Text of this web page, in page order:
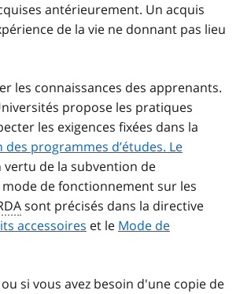
antérieurement. Un acquis
de la vie ne donnant pas lieu
les connaissances des apprenants.
propose les pratiques
les exigences fixées dans la
des programmes d’études. Le
vertu de la subvention de
de fonctionnement sur les
sont précisés dans la directive
accessoires et le Mode de
si vous avez besoin d'une copie de